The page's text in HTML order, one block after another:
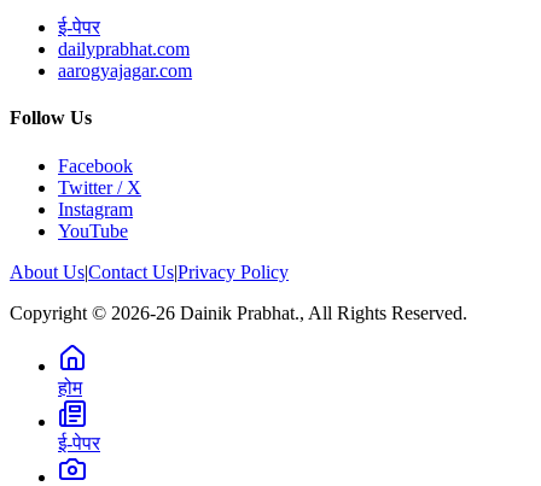
ई-पेपर
dailyprabhat.com
aarogyajagar.com
Follow Us
Facebook
Twitter / X
Instagram
YouTube
About Us|Contact Us|Privacy Policy
Copyright © 2026-26 Dainik Prabhat., All Rights Reserved.
होम
ई-पेपर